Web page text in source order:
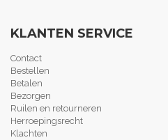
KLANTEN SERVICE
Contact
Bestellen
Betalen
Bezorgen
Ruilen en retourneren
Herroepingsrecht
Klachten